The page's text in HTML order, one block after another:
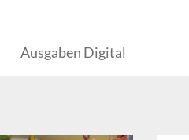
Ausgaben Digital